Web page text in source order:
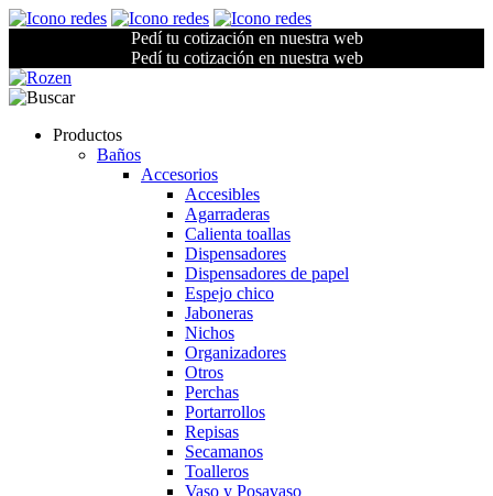
Pedí tu cotización en nuestra web
Pedí tu cotización en nuestra web
Productos
Baños
Accesorios
Accesibles
Agarraderas
Calienta toallas
Dispensadores
Dispensadores de papel
Espejo chico
Jaboneras
Nichos
Organizadores
Otros
Perchas
Portarrollos
Repisas
Secamanos
Toalleros
Vaso y Posavaso